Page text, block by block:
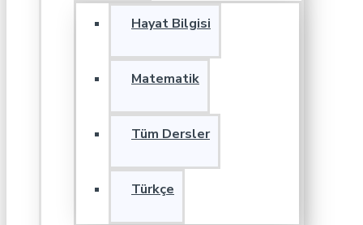
Hayat Bilgisi
Matematik
Tüm Dersler
Türkçe